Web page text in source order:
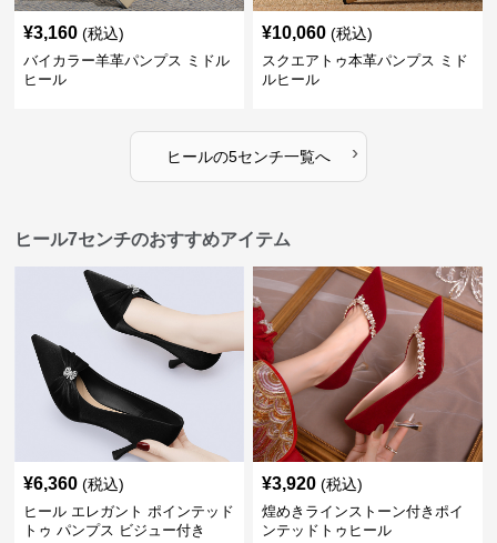
¥3,160 (税込)
バイカラー羊革パンプス ミドル
ヒール
¥10,060 (税込)
スクエアトゥ本革パンプス ミド
ルヒール
ヒールの5センチ一覧へ ›
ヒール7センチのおすすめアイテム
¥6,360 (税込)
ヒール エレガント ポインテッド
トゥ パンプス ビジュー付き
¥3,920 (税込)
煌めきラインストーン付きポイ
ンテッドトゥヒール